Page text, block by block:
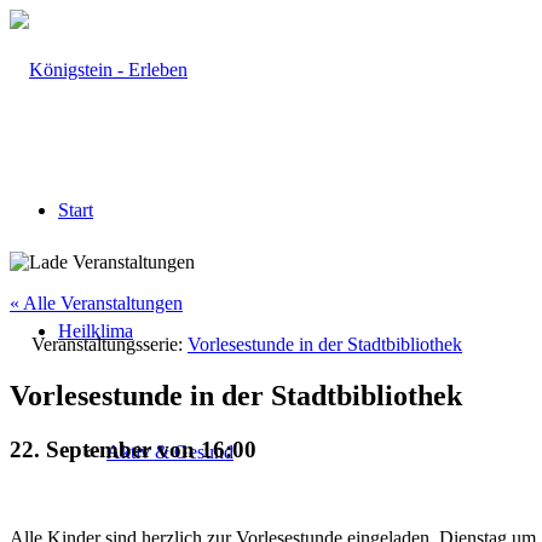
Start
Heilklima
Aktiv & Gesund
« Alle Veranstaltungen
Veranstaltungsserie: Vorlesestunde in der Stadtbibliothek
Vorlesestunde in der Stadtbibliothek
22. September von 16:00
Alle Kinder sind herzlich zur Vorlesestunde eingeladen. Dienstag